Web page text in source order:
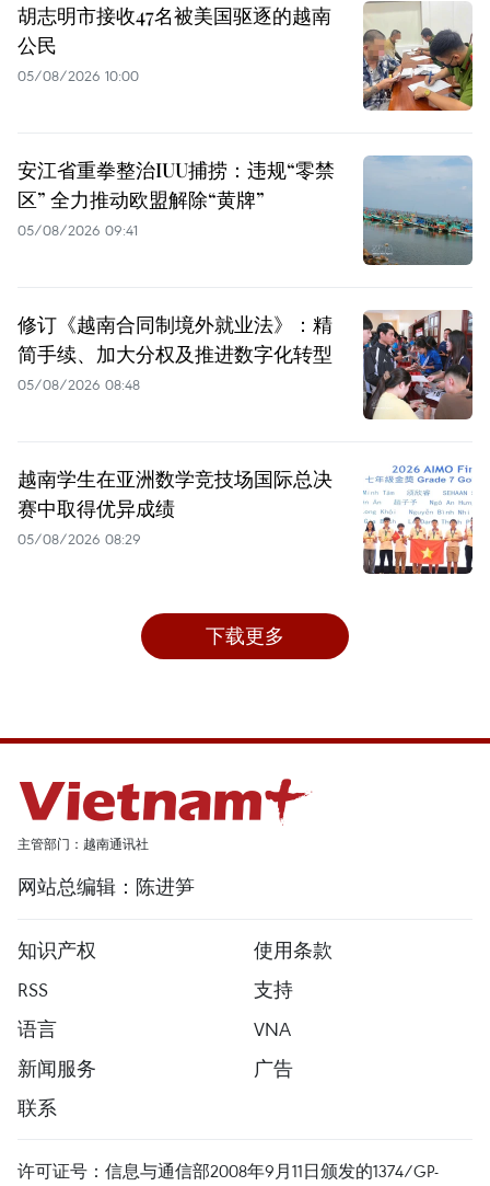
胡志明市接收47名被美国驱逐的越南
公民
05/08/2026 10:00
安江省重拳整治IUU捕捞：违规“零禁
区” 全力推动欧盟解除“黄牌”
05/08/2026 09:41
修订《越南合同制境外就业法》：精
简手续、加大分权及推进数字化转型
05/08/2026 08:48
越南学生在亚洲数学竞技场国际总决
赛中取得优异成绩
05/08/2026 08:29
下载更多
主管部门：越南通讯社
网站总编辑：陈进笋
知识产权
使用条款
RSS
支持
语言
VNA
新闻服务
广告
联系
许可证号：信息与通信部2008年9月11日颁发的1374/GP-